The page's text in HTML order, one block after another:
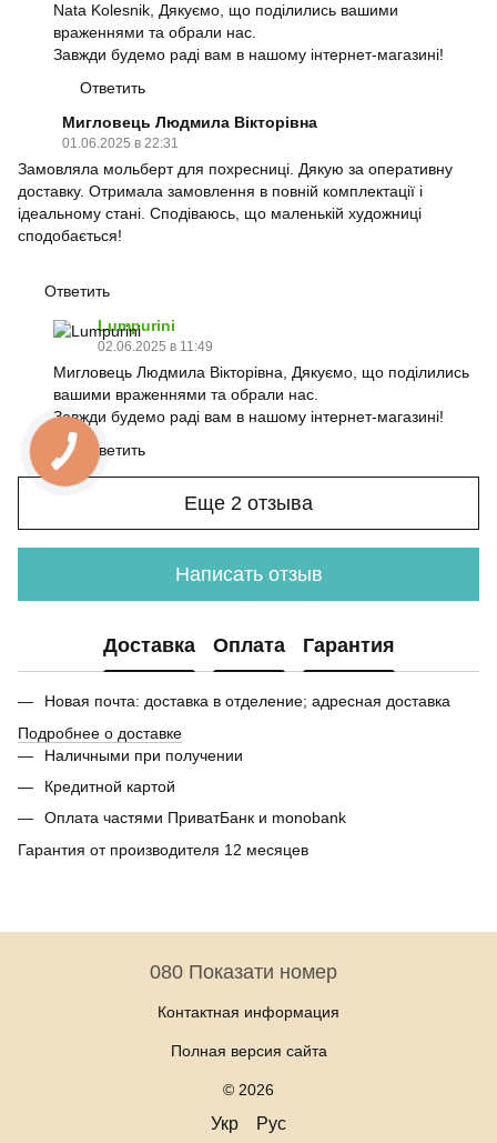
Nata Kolesnik, Дякуємо, що поділились вашими
враженнями та обрали нас.
Завжди будемо раді вам в нашому інтернет-магазині!
Ответить
Мигловець Людмила Вікторівна
01.06.2025 в 22:31
Замовляла мольберт для похресниці. Дякую за оперативну
доставку. Отримала замовлення в повній комплектації і
ідеальному стані. Сподіваюсь, що маленькій художниці
сподобається!
Ответить
Lumpurini
02.06.2025 в 11:49
Мигловець Людмила Вікторівна, Дякуємо, що поділились
вашими враженнями та обрали нас.
Завжди будемо раді вам в нашому інтернет-магазині!
Ответить
Еще 2 отзыва
Написать отзыв
Доставка Оплата Гарантия
Новая почта: доставка в отделение; адресная доставка
Подробнее о доставке
Наличными при получении
Кредитной картой
Оплата частями ПриватБанк и monobank
Гарантия от производителя 12 месяцев
080 Показати номер
Контактная информация
Полная версия сайта
© 2026
Укр Рус